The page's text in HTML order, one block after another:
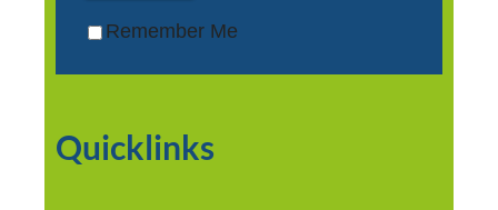
Remember Me
Quicklinks